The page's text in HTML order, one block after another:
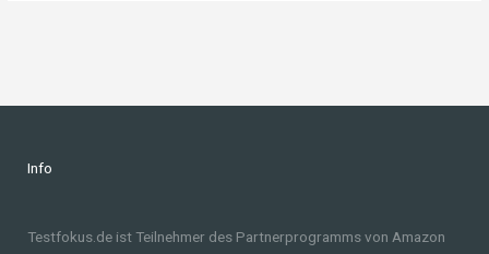
Info
Testfokus.de ist Teilnehmer des Partnerprogramms von Amazon